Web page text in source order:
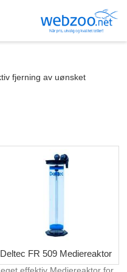
fjerning av uønsket
Deltec FR 509 Mediereaktor